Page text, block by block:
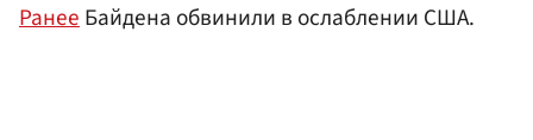
РанееБайдена обвинили в ослаблении США.